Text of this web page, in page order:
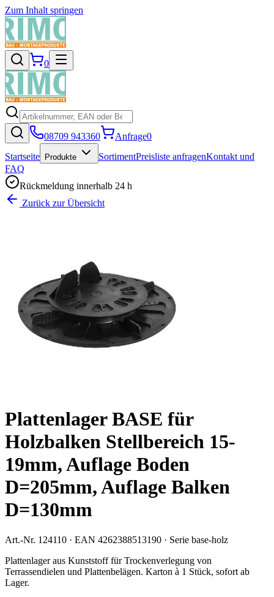
Zum Inhalt springen
0
08709 943360 Anfrage0
Startseite
Produkte SortimentPreisliste anfragenKontakt und
FAQ
Rückmeldung innerhalb 24 h
Zurück zur Übersicht
Plattenlager BASE für
Holzbalken Stellbereich 15-
19mm, Auflage Boden
D=205mm, Auflage Balken
D=130mm
Art.-Nr. 124110 · EAN 4262388513190 · Serie base-holz
Plattenlager aus Kunststoff für Trockenverlegung von
Terrassendielen und Plattenbelägen. Karton à 1 Stück, sofort ab
Lager.